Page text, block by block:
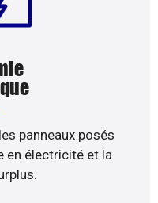
panneaux posés
en électricité et la